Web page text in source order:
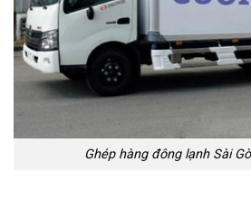
Ghép hàng đông lạnh Sài